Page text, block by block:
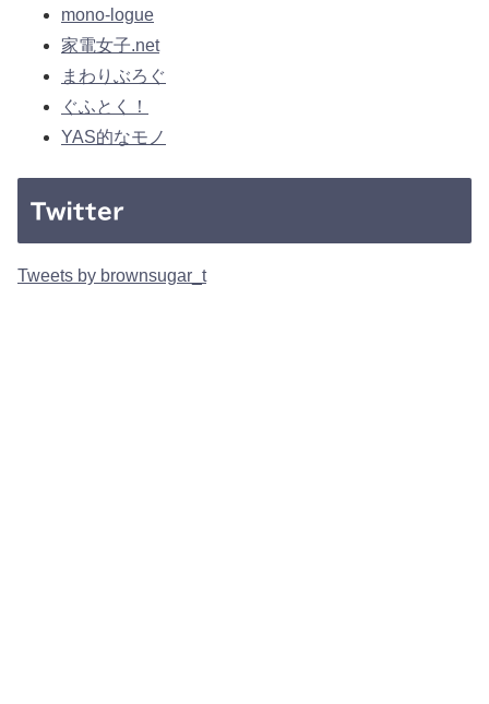
mono-logue
家電女子.net
まわりぶろぐ
ぐふとく！
YAS的なモノ
Twitter
Tweets by brownsugar_t